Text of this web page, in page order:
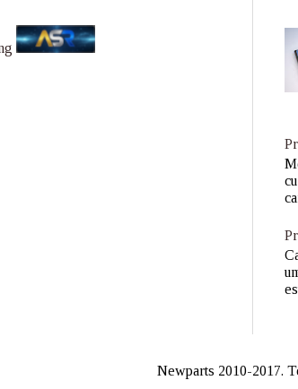
Newparts 2010-2017.